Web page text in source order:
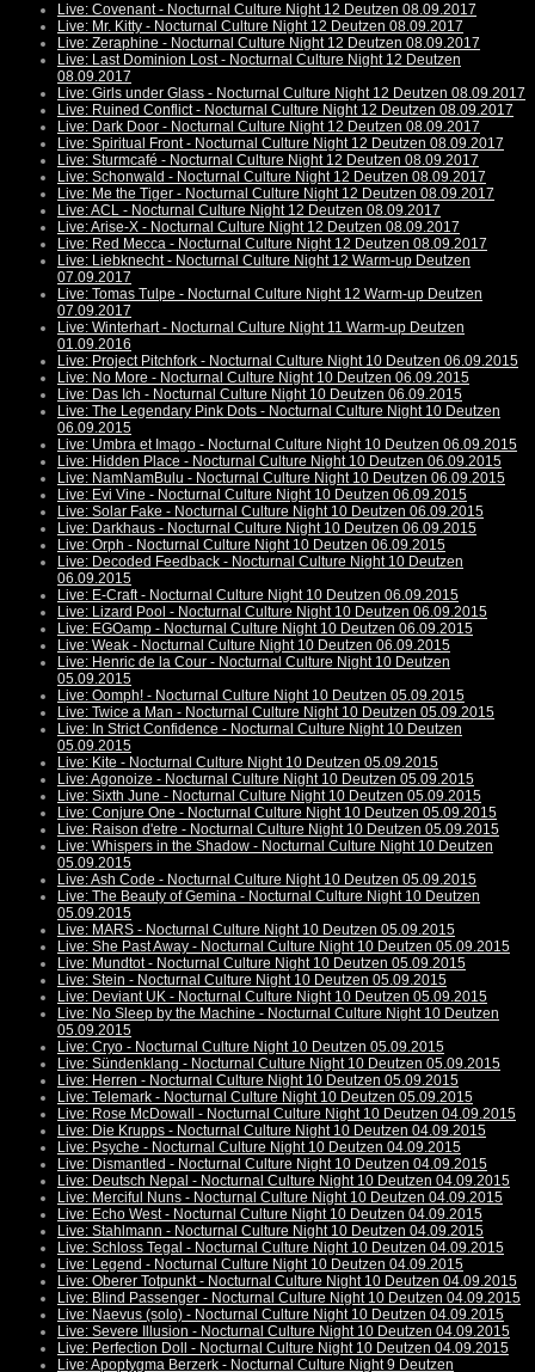
Live: Covenant - Nocturnal Culture Night 12 Deutzen 08.09.2017
Live: Mr. Kitty - Nocturnal Culture Night 12 Deutzen 08.09.2017
Live: Zeraphine - Nocturnal Culture Night 12 Deutzen 08.09.2017
Live: Last Dominion Lost - Nocturnal Culture Night 12 Deutzen
08.09.2017
Live: Girls under Glass - Nocturnal Culture Night 12 Deutzen 08.09.2017
Live: Ruined Conflict - Nocturnal Culture Night 12 Deutzen 08.09.2017
Live: Dark Door - Nocturnal Culture Night 12 Deutzen 08.09.2017
Live: Spiritual Front - Nocturnal Culture Night 12 Deutzen 08.09.2017
Live: Sturmcafé - Nocturnal Culture Night 12 Deutzen 08.09.2017
Live: Schonwald - Nocturnal Culture Night 12 Deutzen 08.09.2017
Live: Me the Tiger - Nocturnal Culture Night 12 Deutzen 08.09.2017
Live: ACL - Nocturnal Culture Night 12 Deutzen 08.09.2017
Live: Arise-X - Nocturnal Culture Night 12 Deutzen 08.09.2017
Live: Red Mecca - Nocturnal Culture Night 12 Deutzen 08.09.2017
Live: Liebknecht - Nocturnal Culture Night 12 Warm-up Deutzen
07.09.2017
Live: Tomas Tulpe - Nocturnal Culture Night 12 Warm-up Deutzen
07.09.2017
Live: Winterhart - Nocturnal Culture Night 11 Warm-up Deutzen
01.09.2016
Live: Project Pitchfork - Nocturnal Culture Night 10 Deutzen 06.09.2015
Live: No More - Nocturnal Culture Night 10 Deutzen 06.09.2015
Live: Das Ich - Nocturnal Culture Night 10 Deutzen 06.09.2015
Live: The Legendary Pink Dots - Nocturnal Culture Night 10 Deutzen
06.09.2015
Live: Umbra et Imago - Nocturnal Culture Night 10 Deutzen 06.09.2015
Live: Hidden Place - Nocturnal Culture Night 10 Deutzen 06.09.2015
Live: NamNamBulu - Nocturnal Culture Night 10 Deutzen 06.09.2015
Live: Evi Vine - Nocturnal Culture Night 10 Deutzen 06.09.2015
Live: Solar Fake - Nocturnal Culture Night 10 Deutzen 06.09.2015
Live: Darkhaus - Nocturnal Culture Night 10 Deutzen 06.09.2015
Live: Orph - Nocturnal Culture Night 10 Deutzen 06.09.2015
Live: Decoded Feedback - Nocturnal Culture Night 10 Deutzen
06.09.2015
Live: E-Craft - Nocturnal Culture Night 10 Deutzen 06.09.2015
Live: Lizard Pool - Nocturnal Culture Night 10 Deutzen 06.09.2015
Live: EGOamp - Nocturnal Culture Night 10 Deutzen 06.09.2015
Live: Weak - Nocturnal Culture Night 10 Deutzen 06.09.2015
Live: Henric de la Cour - Nocturnal Culture Night 10 Deutzen
05.09.2015
Live: Oomph! - Nocturnal Culture Night 10 Deutzen 05.09.2015
Live: Twice a Man - Nocturnal Culture Night 10 Deutzen 05.09.2015
Live: In Strict Confidence - Nocturnal Culture Night 10 Deutzen
05.09.2015
Live: Kite - Nocturnal Culture Night 10 Deutzen 05.09.2015
Live: Agonoize - Nocturnal Culture Night 10 Deutzen 05.09.2015
Live: Sixth June - Nocturnal Culture Night 10 Deutzen 05.09.2015
Live: Conjure One - Nocturnal Culture Night 10 Deutzen 05.09.2015
Live: Raison d'etre - Nocturnal Culture Night 10 Deutzen 05.09.2015
Live: Whispers in the Shadow - Nocturnal Culture Night 10 Deutzen
05.09.2015
Live: Ash Code - Nocturnal Culture Night 10 Deutzen 05.09.2015
Live: The Beauty of Gemina - Nocturnal Culture Night 10 Deutzen
05.09.2015
Live: MARS - Nocturnal Culture Night 10 Deutzen 05.09.2015
Live: She Past Away - Nocturnal Culture Night 10 Deutzen 05.09.2015
Live: Mundtot - Nocturnal Culture Night 10 Deutzen 05.09.2015
Live: Stein - Nocturnal Culture Night 10 Deutzen 05.09.2015
Live: Deviant UK - Nocturnal Culture Night 10 Deutzen 05.09.2015
Live: No Sleep by the Machine - Nocturnal Culture Night 10 Deutzen
05.09.2015
Live: Cryo - Nocturnal Culture Night 10 Deutzen 05.09.2015
Live: Sündenklang - Nocturnal Culture Night 10 Deutzen 05.09.2015
Live: Herren - Nocturnal Culture Night 10 Deutzen 05.09.2015
Live: Telemark - Nocturnal Culture Night 10 Deutzen 05.09.2015
Live: Rose McDowall - Nocturnal Culture Night 10 Deutzen 04.09.2015
Live: Die Krupps - Nocturnal Culture Night 10 Deutzen 04.09.2015
Live: Psyche - Nocturnal Culture Night 10 Deutzen 04.09.2015
Live: Dismantled - Nocturnal Culture Night 10 Deutzen 04.09.2015
Live: Deutsch Nepal - Nocturnal Culture Night 10 Deutzen 04.09.2015
Live: Merciful Nuns - Nocturnal Culture Night 10 Deutzen 04.09.2015
Live: Echo West - Nocturnal Culture Night 10 Deutzen 04.09.2015
Live: Stahlmann - Nocturnal Culture Night 10 Deutzen 04.09.2015
Live: Schloss Tegal - Nocturnal Culture Night 10 Deutzen 04.09.2015
Live: Legend - Nocturnal Culture Night 10 Deutzen 04.09.2015
Live: Oberer Totpunkt - Nocturnal Culture Night 10 Deutzen 04.09.2015
Live: Blind Passenger - Nocturnal Culture Night 10 Deutzen 04.09.2015
Live: Naevus (solo) - Nocturnal Culture Night 10 Deutzen 04.09.2015
Live: Severe Illusion - Nocturnal Culture Night 10 Deutzen 04.09.2015
Live: Perfection Doll - Nocturnal Culture Night 10 Deutzen 04.09.2015
Live: Apoptygma Berzerk - Nocturnal Culture Night 9 Deutzen